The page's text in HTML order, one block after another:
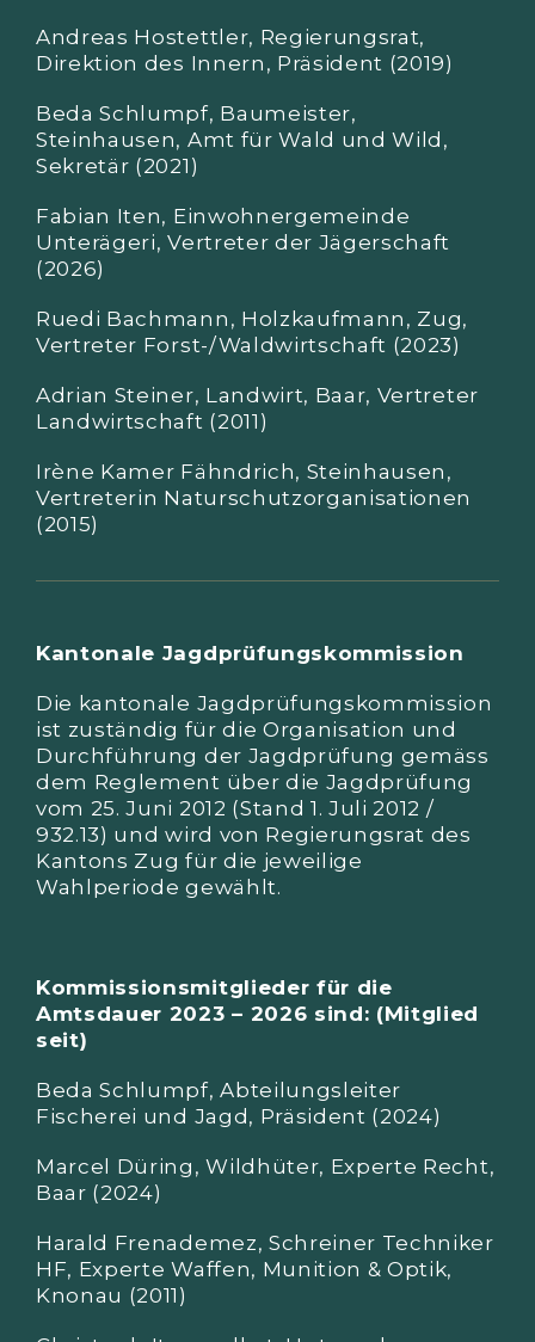
Andreas Hostettler, Regierungsrat,
Direktion des Innern, Präsident (2019)
Beda Schlumpf, Baumeister,
Steinhausen, Amt für Wald und Wild,
Sekretär (2021)
Fabian Iten, Einwohnergemeinde
Unterägeri, Vertreter der Jägerschaft
(2026)
Ruedi Bachmann, Holzkaufmann, Zug,
Vertreter Forst-/Waldwirtschaft (2023)
Adrian Steiner, Landwirt, Baar, Vertreter
Landwirtschaft (2011)
Irène Kamer Fähndrich, Steinhausen,
Vertreterin Naturschutzorganisationen
(2015)
Kantonale Jagdprüfungskommission
Die kantonale Jagdprüfungskommission
ist zuständig für die Organisation und
Durchführung der Jagdprüfung gemäss
dem Reglement über die Jagdprüfung
vom 25. Juni 2012 (Stand 1. Juli 2012 /
932.13) und wird von Regierungsrat des
Kantons Zug für die jeweilige
Wahlperiode gewählt.
Kommissionsmitglieder für die
Amtsdauer 2023 – 2026 sind: (Mitglied
seit)
Beda Schlumpf, Abteilungsleiter
Fischerei und Jagd, Präsident (2024)
Marcel Düring, Wildhüter, Experte Recht,
Baar (2024)
Harald Frenademez, Schreiner Techniker
HF, Experte Waffen, Munition & Optik,
Knonau (2011)